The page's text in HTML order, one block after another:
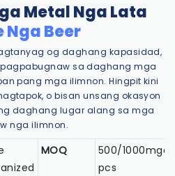
Metal Nga Lata
Nga Beer
og daghang kapasidad,
sa daghang mga
pang mga ilimnon. Hingpit kini
o bisan unsang okasyon
daghang lugar alang sa mga
nga ilimnon.
MOQ
500/1000mga
pcs